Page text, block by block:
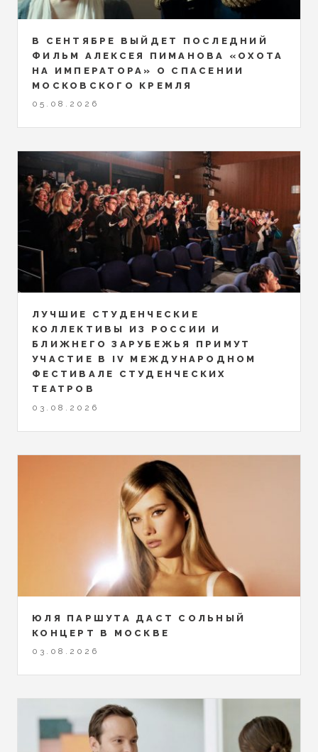
В СЕНТЯБРЕ ВЫЙДЕТ ПОСЛЕДНИЙ
ФИЛЬМ АЛЕКСЕЯ ПИМАНОВА «ОХОТА
НА ИМПЕРАТОРА» О СПАСЕНИИ
МОСКОВСКОГО КРЕМЛЯ
05.08.2026
ЛУЧШИЕ СТУДЕНЧЕСКИЕ
КОЛЛЕКТИВЫ ИЗ РОССИИ И
БЛИЖНЕГО ЗАРУБЕЖЬЯ ПРИМУТ
УЧАСТИЕ В IV МЕЖДУНАРОДНОМ
ФЕСТИВАЛЕ СТУДЕНЧЕСКИХ
ТЕАТРОВ
03.08.2026
ЮЛЯ ПАРШУТА ДАСТ СОЛЬНЫЙ
КОНЦЕРТ В МОСКВЕ
03.08.2026